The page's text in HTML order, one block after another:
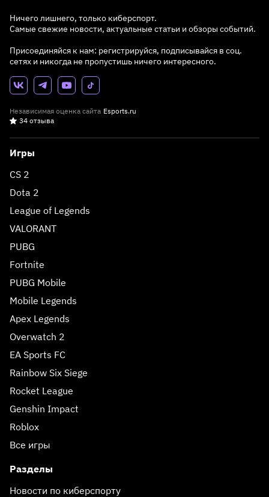
Ничего лишнего, только киберспорт.
Самые свежие новости, актуальные статьи и обзоры событий.
Присоединяйся к нам: регистрируйся, подписывайся в соц.
сетях и никогда не пропустишь ничего интересного.
Независимая оценка сайта Esports.ru
34 отзыва
Игры
CS 2
Dota 2
League of Legends
VALORANT
PUBG
Fortnite
PUBG Mobile
Mobile Legends
Apex Legends
Overwatch 2
EA Sports FC
Rainbow Six Siege
Rocket League
Genshin Impact
Roblox
Все игры
Разделы
Новости по киберспорту